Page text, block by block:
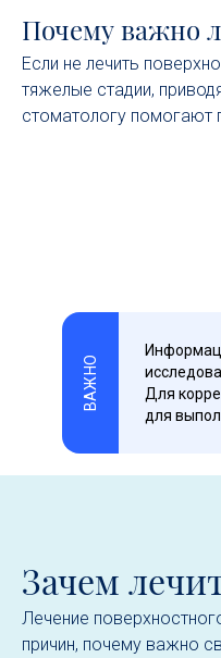
Почему важно
Если не лечить
тяжелые стадии,
стоматологу помогают
ВАЖНО
Для
для
Зачем
Лечение
причин, почему важно